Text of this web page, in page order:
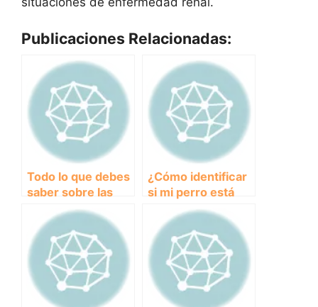
Publicaciones Relacionadas:
Todo lo que debes
saber sobre las
enfermedades
comunes de los
perros
¿Cómo identificar
si mi perro está
sufriendo de
fiebre?